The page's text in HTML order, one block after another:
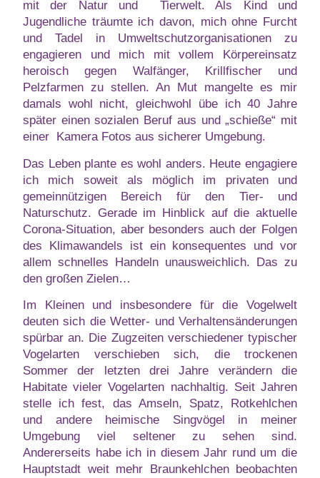
mit der Natur und Tierwelt. Als Kind und
Jugendliche träumte ich davon, mich ohne Furcht
und Tadel in Umweltschutzorganisationen zu
engagieren und mich mit vollem Körpereinsatz
heroisch gegen Walfänger, Krillfischer und
Pelzfarmen zu stellen. An Mut mangelte es mir
damals wohl nicht, gleichwohl übe ich 40 Jahre
später einen sozialen Beruf aus und „schieße“ mit
einer Kamera Fotos aus sicherer Umgebung.
Das Leben plante es wohl anders. Heute engagiere
ich mich soweit als möglich im privaten und
gemeinnützigen Bereich für den Tier- und
Naturschutz. Gerade im Hinblick auf die aktuelle
Corona-Situation, aber besonders auch der Folgen
des Klimawandels ist ein konsequentes und vor
allem schnelles Handeln unausweichlich. Das zu
den großen Zielen…
Im Kleinen und insbesondere für die Vogelwelt
deuten sich die Wetter- und Verhaltensänderungen
spürbar an. Die Zugzeiten verschiedener typischer
Vogelarten verschieben sich, die trockenen
Sommer der letzten drei Jahre verändern die
Habitate vieler Vogelarten nachhaltig. Seit Jahren
stelle ich fest, das Amseln, Spatz, Rotkehlchen
und andere heimische Singvögel in meiner
Umgebung viel seltener zu sehen sind.
Andererseits habe ich in diesem Jahr rund um die
Hauptstadt weit mehr Braunkehlchen beobachten